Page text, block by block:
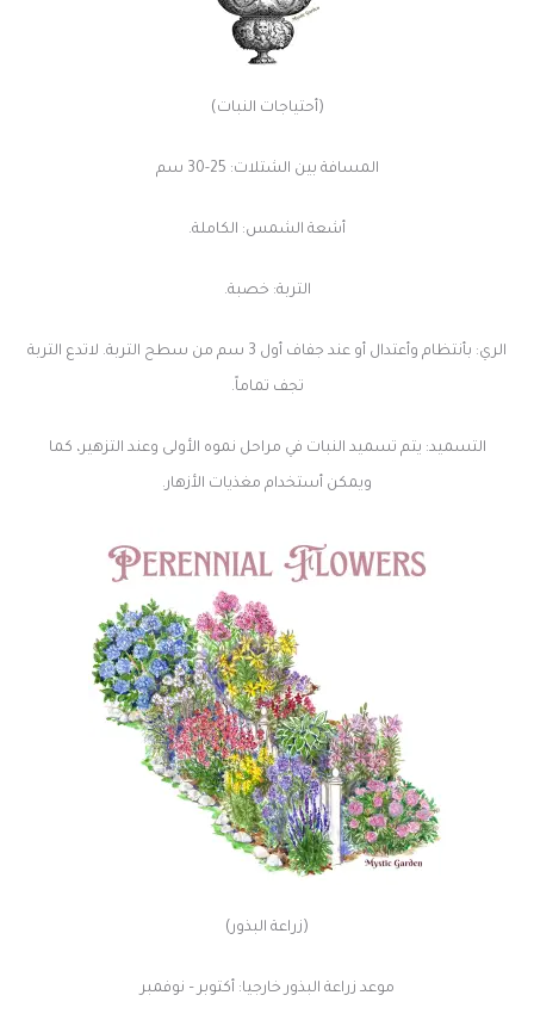
(أحتياجات النبات)
المسافة بين الشتلات: 25-30 سم
أشعة الشمس: الكاملة.
التربة: خصبة.
الري: بأنتظام وأعتدال أو عند جفاف أول 3 سم من سطح التربة. لاتدع التربة
تجف تماماً.
التسميد: يتم تسميد النبات في مراحل نموه الأولى وعند التزهير، كما
ويمكن أستخدام مغذيات الأزهار.
(زراعة البذور)
موعد زراعة البذور خارجيا: أكتوبر – نوفمبر